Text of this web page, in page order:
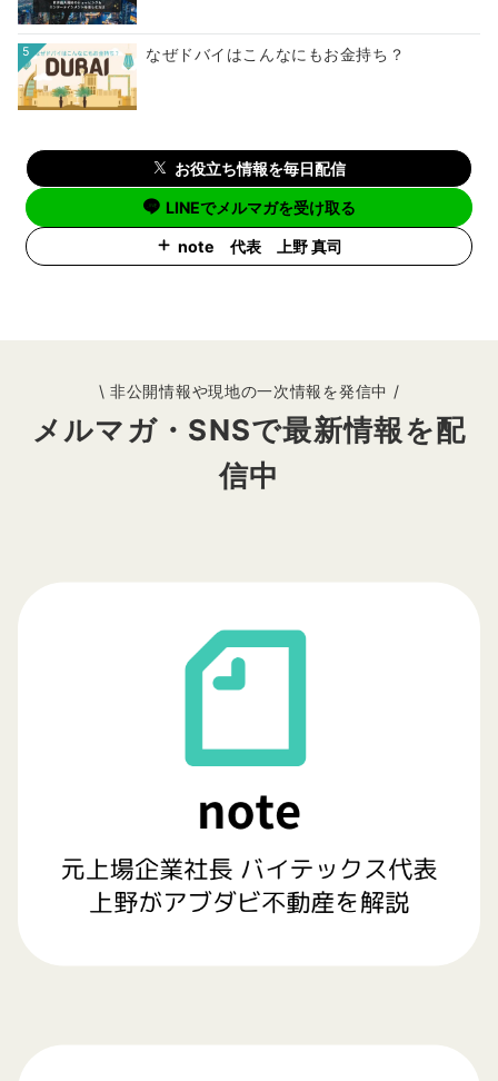
5 なぜドバイはこんなにもお金持ち？
お役立ち情報を毎日配信
LINEでメルマガを受け取る
note 代表 上野 真司
\ 非公開情報や現地の一次情報を発信中 /
メルマガ・SNSで最新情報を配
信中